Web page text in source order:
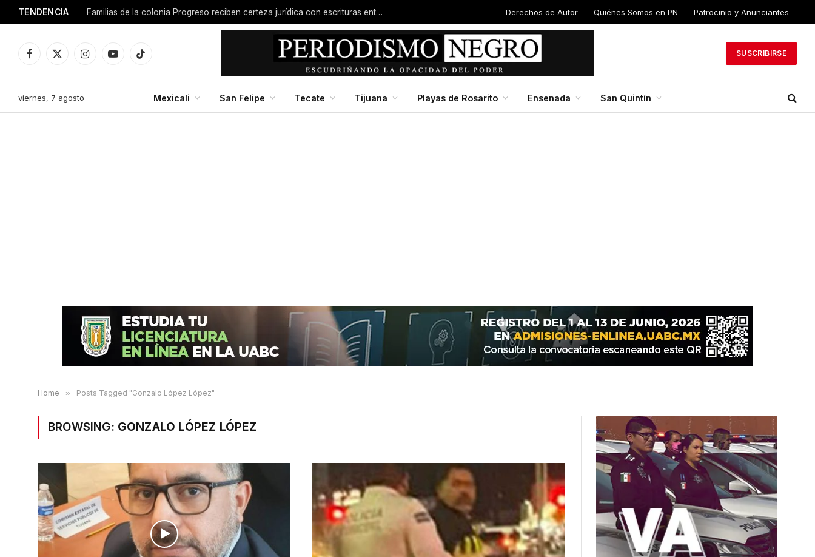
TENDENCIA Familias de la colonia Progreso reciben certeza jurídica con escrituras entregadas por Dip. Molina Derechos de Autor Quiénes Somos en PN Patrocinio y Anunciantes
Facebook
X
InstagramYouTubeTikTok
SUSCRIBIRSE
viernes, 7 agosto Mexicali San Felipe Tecate Tijuana Playas de Rosarito Ensenada San Quintín
Home » Posts Tagged "Gonzalo López López"
BROWSING: GONZALO LÓPEZ LÓPEZ